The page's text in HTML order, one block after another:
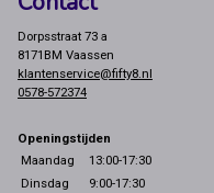
Dorpsstraat 73 a
8171BM Vaassen
klantenservice@fifty8.nl
0578-572374
Openingstijden
Maandag
13:00-17:30
Dinsdag
9:00-17:30